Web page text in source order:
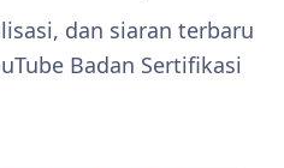
dan siaran terbaru
Badan Sertifikasi